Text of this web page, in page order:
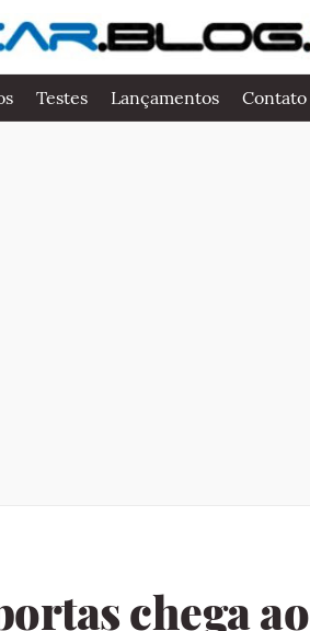
Testes Lançamentos Contato
chega ao